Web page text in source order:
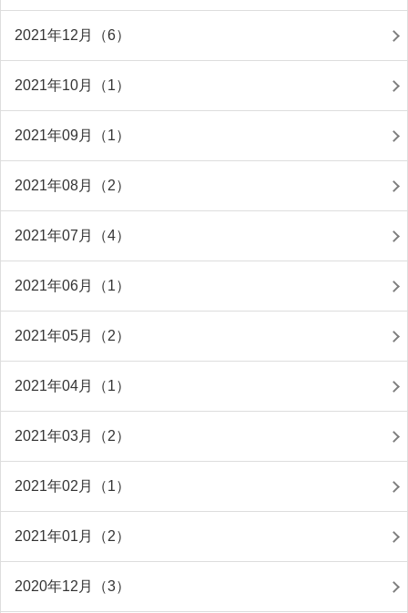
2021年12月（6）
2021年10月（1）
2021年09月（1）
2021年08月（2）
2021年07月（4）
2021年06月（1）
2021年05月（2）
2021年04月（1）
2021年03月（2）
2021年02月（1）
2021年01月（2）
2020年12月（3）